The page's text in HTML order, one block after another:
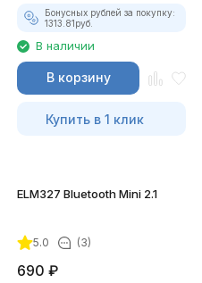
Бонусных рублей за покупку:
1313.81руб.
В наличии
В корзину
Купить в 1 клик
ELM327 Bluetooth Mini 2.1
5.0 (3)
690 ₽